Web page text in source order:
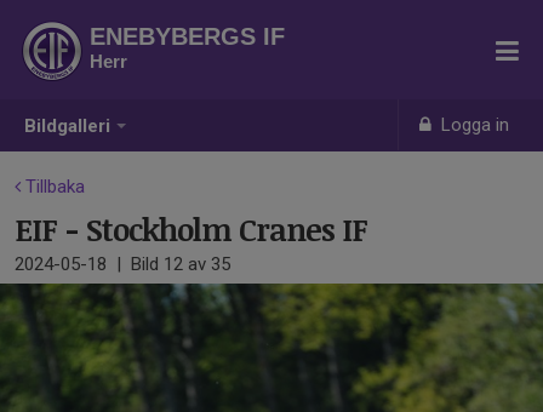
Bildgalleri Logga in
ENEBYBERGS IF
Herr
Tillbaka
EIF - Stockholm Cranes IF
2024-05-18 | Bild 12 av 35